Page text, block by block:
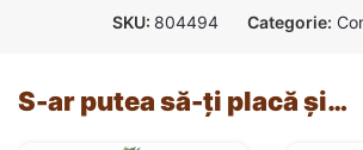
SKU: 804494 Categorie:
S-ar putea să-ți placă și…